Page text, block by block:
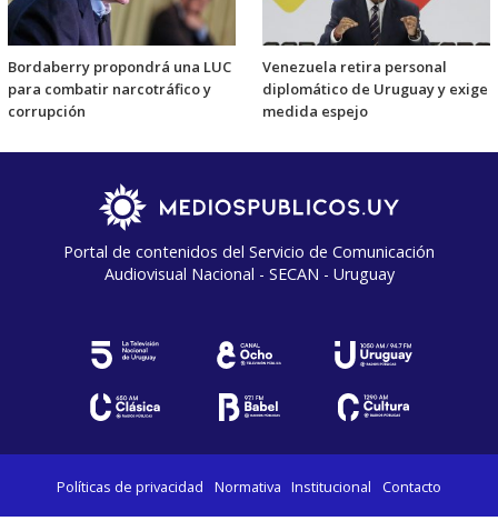
Bordaberry propondrá una LUC
para combatir narcotráfico y
corrupción
Venezuela retira personal
diplomático de Uruguay y exige
medida espejo
Portal de contenidos del Servicio de Comunicación
Audiovisual Nacional - SECAN - Uruguay
Políticas de privacidad Normativa Institucional Contacto